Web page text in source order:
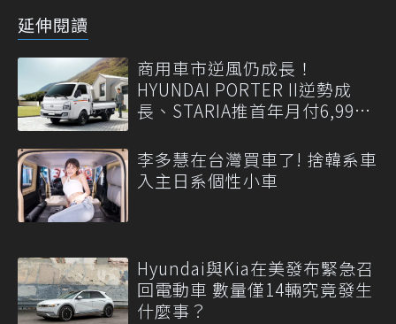
延伸閱讀
商用車市逆風仍成長！
HYUNDAI PORTER II逆勢成
長、STARIA推首年月付6,999
李多慧在台灣買車了! 捨韓系車
入主日系個性小車
Hyundai與Kia在美發布緊急召
回電動車 數量僅14輛究竟發生
什麼事？